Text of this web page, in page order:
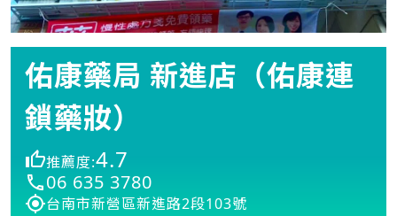
佑康藥局 新進店（佑康連
鎖藥妝）
推薦度:4.7
06 635 3780
台南市新營區新進路2段103號